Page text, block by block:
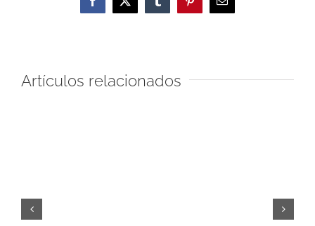
Facebook
X TumblrPinterestCorreo
electrónico
Artículos relacionados